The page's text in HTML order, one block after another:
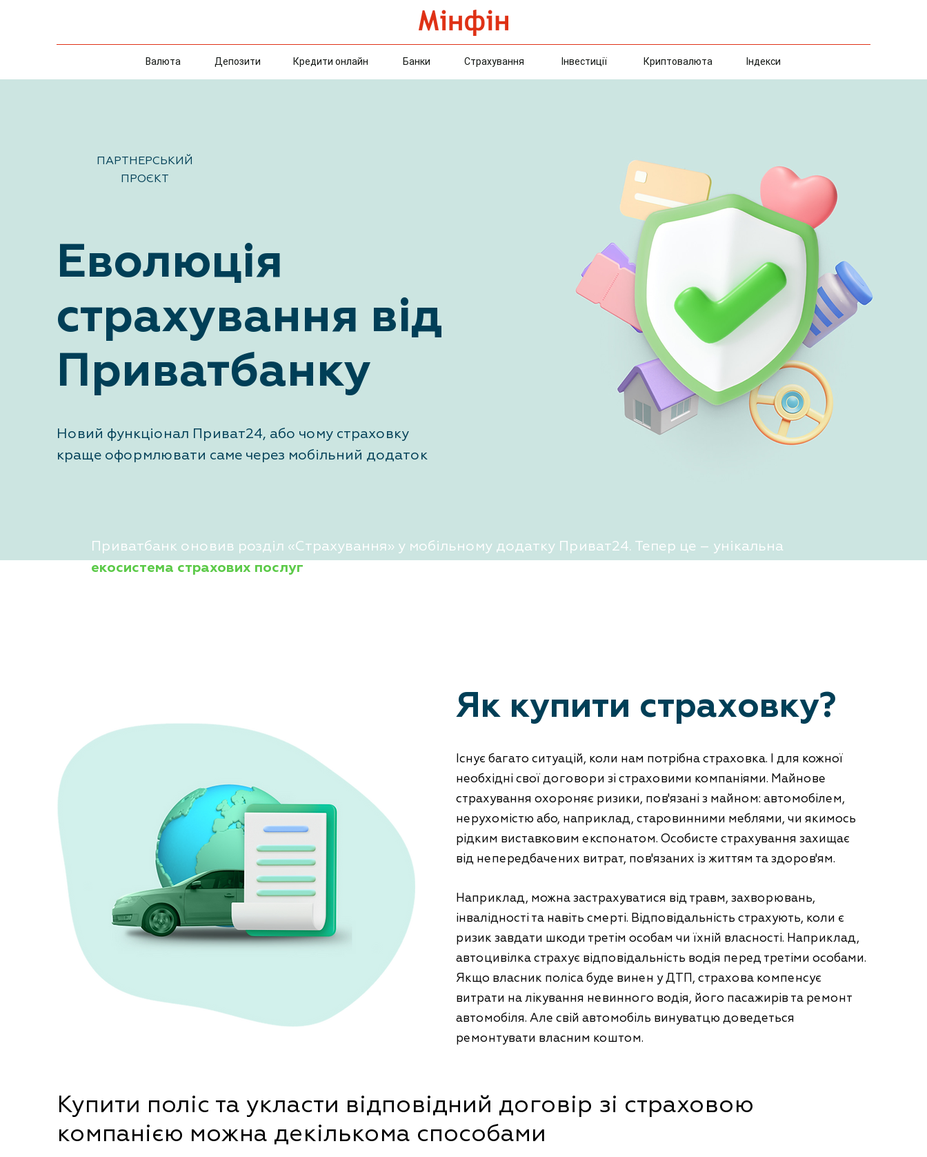
Валюта Депозити Кредити онлайн Банки Страхування Інвестиції Криптовалюта Індекси
ПАРТНЕРСЬКИЙ
ПРОЄКТ
Еволюція
страхування від
Приватбанку
Новий функціонал Приват24, або чому страховку
краще оформлювати саме через мобільний додаток
Приватбанк оновив розділ «Страхування» у мобільному додатку Приват24. Тепер це – унікальна
екосистема страхових послуг
Як купити страховку?
Існує багато ситуацій, коли нам потрібна страховка. І для кожної
необхідні свої договори зі страховими компаніями. Майнове
страхування охороняє ризики, пов'язані з майном: автомобілем,
нерухомістю або, наприклад, старовинними меблями, чи якимось
рідким виставковим експонатом. Особисте страхування захищає
від непередбачених витрат, пов'язаних із життям та здоров'ям.
Наприклад, можна застрахуватися від травм, захворювань,
інвалідності та навіть смерті. Відповідальність страхують, коли є
ризик завдати шкоди третім особам чи їхній власності. Наприклад,
автоцивілка страхує відповідальність водія перед третіми особами.
Якщо власник поліса буде винен у ДТП, страхова компенсує
витрати на лікування невинного водія, його пасажирів та ремонт
автомобіля. Але свій автомобіль винуватцю доведеться
ремонтувати власним коштом.
Купити поліс та укласти відповідний договір зі страховою
компанією можна декількома способами